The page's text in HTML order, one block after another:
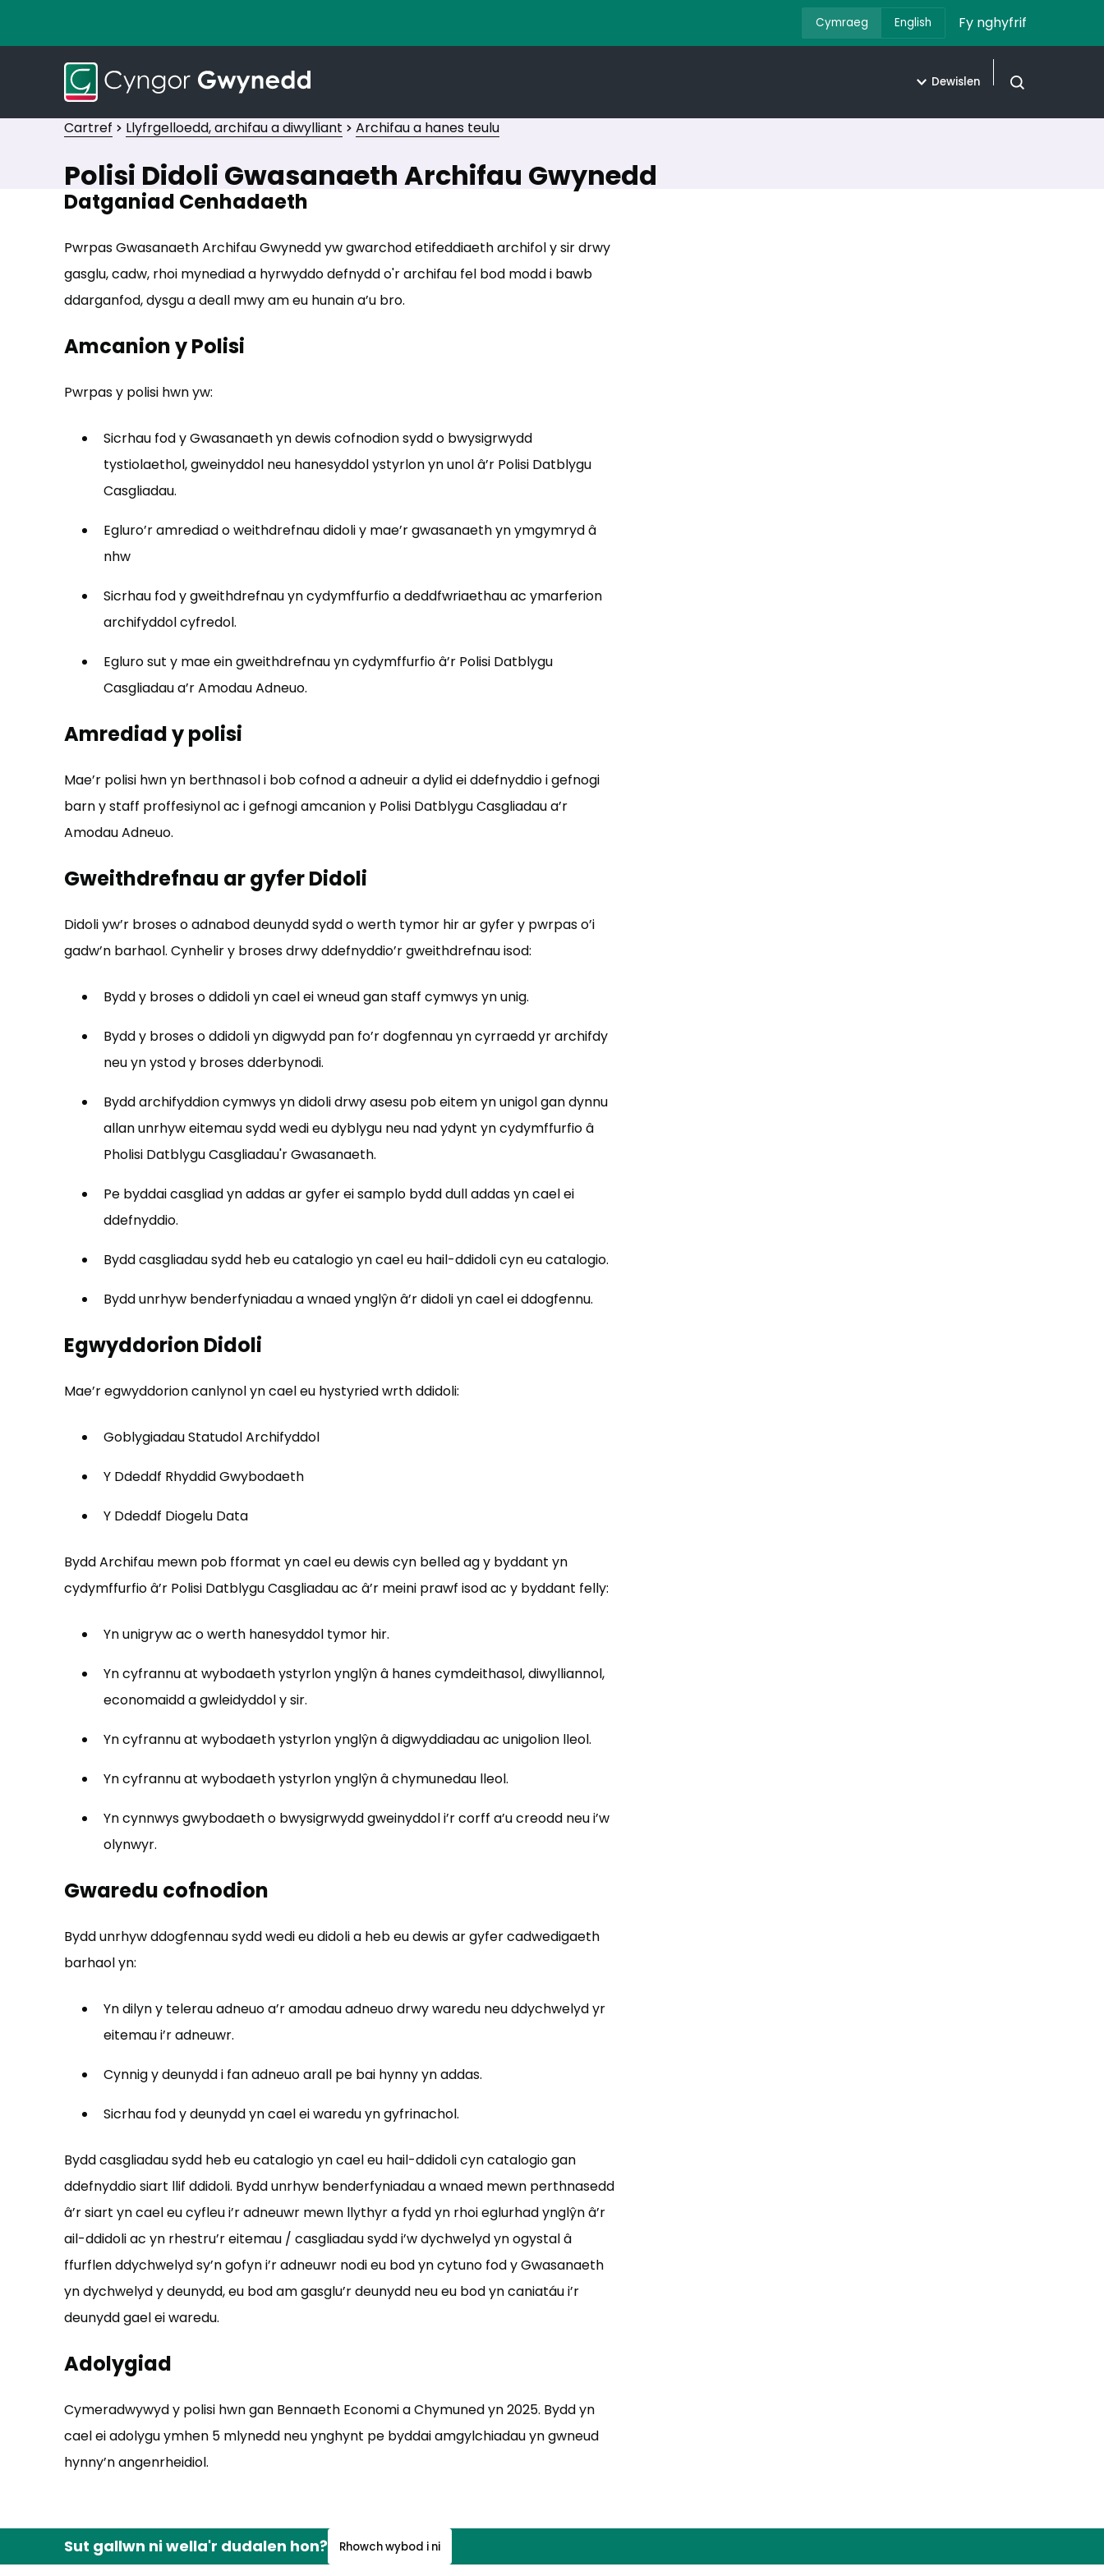
Cymraeg English Fy nghyfrif
Dewislen
Agor chwilio
Cartref Llyfrgelloedd, archifau a diwylliant Archifau a hanes teulu
Polisi Didoli Gwasanaeth Archifau Gwynedd
Datganiad Cenhadaeth
Pwrpas Gwasanaeth Archifau Gwynedd yw gwarchod etifeddiaeth archifol y sir drwy
gasglu, cadw, rhoi mynediad a hyrwyddo defnydd o'r archifau fel bod modd i bawb
ddarganfod, dysgu a deall mwy am eu hunain a’u bro.
Amcanion y Polisi
Pwrpas y polisi hwn yw:
Sicrhau fod y Gwasanaeth yn dewis cofnodion sydd o bwysigrwydd
tystiolaethol, gweinyddol neu hanesyddol ystyrlon yn unol â’r Polisi Datblygu
Casgliadau.
Egluro’r amrediad o weithdrefnau didoli y mae’r gwasanaeth yn ymgymryd â
nhw
Sicrhau fod y gweithdrefnau yn cydymffurfio a deddfwriaethau ac ymarferion
archifyddol cyfredol.
Egluro sut y mae ein gweithdrefnau yn cydymffurfio â’r Polisi Datblygu
Casgliadau a’r Amodau Adneuo.
Amrediad y polisi
Mae’r polisi hwn yn berthnasol i bob cofnod a adneuir a dylid ei ddefnyddio i gefnogi
barn y staff proffesiynol ac i gefnogi amcanion y Polisi Datblygu Casgliadau a’r
Amodau Adneuo.
Gweithdrefnau ar gyfer Didoli
Didoli yw’r broses o adnabod deunydd sydd o werth tymor hir ar gyfer y pwrpas o’i
gadw’n barhaol. Cynhelir y broses drwy ddefnyddio’r gweithdrefnau isod:
Bydd y broses o ddidoli yn cael ei wneud gan staff cymwys yn unig.
Bydd y broses o ddidoli yn digwydd pan fo’r dogfennau yn cyrraedd yr archifdy
neu yn ystod y broses dderbynodi.
Bydd archifyddion cymwys yn didoli drwy asesu pob eitem yn unigol gan dynnu
allan unrhyw eitemau sydd wedi eu dyblygu neu nad ydynt yn cydymffurfio â
Pholisi Datblygu Casgliadau'r Gwasanaeth.
Pe byddai casgliad yn addas ar gyfer ei samplo bydd dull addas yn cael ei
ddefnyddio.
Bydd casgliadau sydd heb eu catalogio yn cael eu hail-ddidoli cyn eu catalogio.
Bydd unrhyw benderfyniadau a wnaed ynglŷn â’r didoli yn cael ei ddogfennu.
Egwyddorion Didoli
Mae’r egwyddorion canlynol yn cael eu hystyried wrth ddidoli:
Goblygiadau Statudol Archifyddol
Y Ddeddf Rhyddid Gwybodaeth
Y Ddeddf Diogelu Data
Bydd Archifau mewn pob fformat yn cael eu dewis cyn belled ag y byddant yn
cydymffurfio â’r Polisi Datblygu Casgliadau ac â’r meini prawf isod ac y byddant felly:
Yn unigryw ac o werth hanesyddol tymor hir.
Yn cyfrannu at wybodaeth ystyrlon ynglŷn â hanes cymdeithasol, diwylliannol,
economaidd a gwleidyddol y sir.
Yn cyfrannu at wybodaeth ystyrlon ynglŷn â digwyddiadau ac unigolion lleol.
Yn cyfrannu at wybodaeth ystyrlon ynglŷn â chymunedau lleol.
Yn cynnwys gwybodaeth o bwysigrwydd gweinyddol i’r corff a’u creodd neu i’w
olynwyr.
Gwaredu cofnodion
Bydd unrhyw ddogfennau sydd wedi eu didoli a heb eu dewis ar gyfer cadwedigaeth
barhaol yn:
Yn dilyn y telerau adneuo a’r amodau adneuo drwy waredu neu ddychwelyd yr
eitemau i’r adneuwr.
Cynnig y deunydd i fan adneuo arall pe bai hynny yn addas.
Sicrhau fod y deunydd yn cael ei waredu yn gyfrinachol.
Bydd casgliadau sydd heb eu catalogio yn cael eu hail-ddidoli cyn catalogio gan
ddefnyddio siart llif ddidoli. Bydd unrhyw benderfyniadau a wnaed mewn perthnasedd
â’r siart yn cael eu cyfleu i’r adneuwr mewn llythyr a fydd yn rhoi eglurhad ynglŷn â’r
ail-ddidoli ac yn rhestru’r eitemau / casgliadau sydd i’w dychwelyd yn ogystal â
ffurflen ddychwelyd sy’n gofyn i’r adneuwr nodi eu bod yn cytuno fod y Gwasanaeth
yn dychwelyd y deunydd, eu bod am gasglu’r deunydd neu eu bod yn caniatáu i’r
deunydd gael ei waredu.
Adolygiad
Cymeradwywyd y polisi hwn gan Bennaeth Economi a Chymuned yn 2025. Bydd yn
cael ei adolygu ymhen 5 mlynedd neu ynghynt pe byddai amgylchiadau yn gwneud
hynny’n angenrheidiol.
Sut gallwn ni wella'r dudalen hon? Rhowch wybod i ni